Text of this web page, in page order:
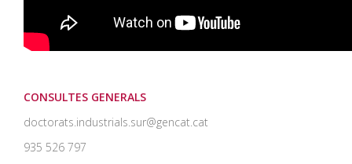
CONSULTES GENERALS
doctorats.industrials.sur@gencat.cat
935 526 797